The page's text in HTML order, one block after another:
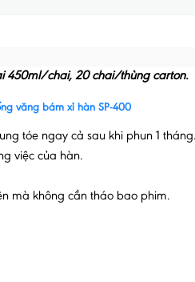
450ml/chai, 20 chai/thùng carton.
văng bám xỉ hàn SP-400
tóe ngay cả sau khi phun 1 tháng.
việc của hàn.
mà không cần tháo bao phim.